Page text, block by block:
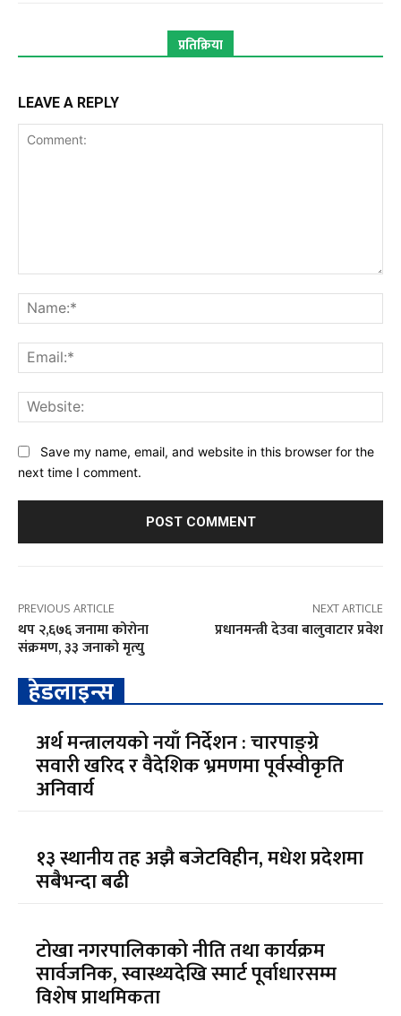
प्रतिक्रिया
LEAVE A REPLY
Save my name, email, and website in this browser for the
next time I comment.
PREVIOUS ARTICLE
थप २,६७६ जनामा कोरोना
संक्रमण, ३३ जनाको मृत्‍यु
NEXT ARTICLE
प्रधानमन्त्री देउवा बालुवाटार प्रवेश
हेडलाइन्स
अर्थ मन्त्रालयको नयाँ निर्देशन : चारपाङ्ग्रे
सवारी खरिद र वैदेशिक भ्रमणमा पूर्वस्वीकृति
अनिवार्य
१३ स्थानीय तह अझै बजेटविहीन, मधेश प्रदेशमा
सबैभन्दा बढी
टोखा नगरपालिकाको नीति तथा कार्यक्रम
सार्वजनिक, स्वास्थ्यदेखि स्मार्ट पूर्वाधारसम्म
विशेष प्राथमिकता